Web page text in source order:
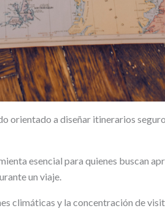
orientado a diseñar itinerarios
esencial para quienes buscan
un viaje.
climáticas y la concentración de